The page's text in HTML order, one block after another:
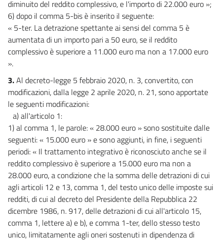
diminuito del reddito complessivo, e l'importo di 22.000 euro »;
6) dopo il comma 5-bis è inserito il seguente:
« 5-ter. La detrazione spettante ai sensi del comma 5 è
aumentata di un importo pari a 50 euro, se il reddito
complessivo è superiore a 11.000 euro ma non a 17.000 euro
».
3.Al decreto-legge 5 febbraio 2020, n. 3, convertito, con
modificazioni, dalla legge 2 aprile 2020, n. 21, sono apportate
le seguenti modificazioni:
a) all'articolo 1:
1) al comma 1, le parole: « 28.000 euro » sono sostituite dalle
seguenti: « 15.000 euro » e sono aggiunti, in fine, i seguenti
periodi: « Il trattamento integrativo è riconosciuto anche se il
reddito complessivo è superiore a 15.000 euro ma non a
28.000 euro, a condizione che la somma delle detrazioni di cui
agli articoli 12 e 13, comma 1, del testo unico delle imposte sui
redditi, di cui al decreto del Presidente della Repubblica 22
dicembre 1986, n. 917, delle detrazioni di cui all'articolo 15,
comma 1, lettere a) e b), e comma 1-ter, dello stesso testo
unico, limitatamente agli oneri sostenuti in dipendenza di